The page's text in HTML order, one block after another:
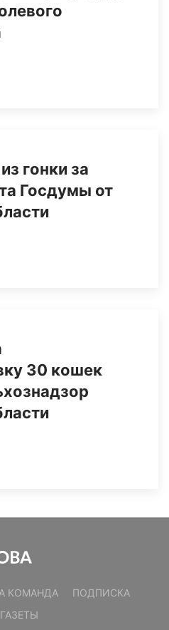
гонки за
Госдумы от
30 кошек
КОМАНДА
ПОДПИСКА